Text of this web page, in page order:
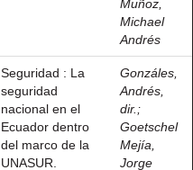
Muñoz,
Michael
Andrés
Seguridad : La
seguridad
nacional en el
Ecuador dentro
del marco de la
UNASUR.
Gonzáles,
Andrés,
dir. ;
Goetschel
Mejía,
Jorge